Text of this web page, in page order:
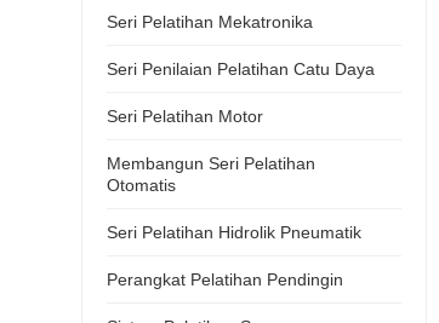
Seri Pelatihan Mekatronika
Seri Penilaian Pelatihan Catu Daya
Seri Pelatihan Motor
Membangun Seri Pelatihan
Otomatis
Seri Pelatihan Hidrolik Pneumatik
Perangkat Pelatihan Pendingin